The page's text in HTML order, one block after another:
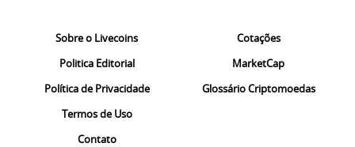
Sobre o Livecoins
Politica Editorial
Política de Privacidade
Termos de Uso
Contato
Cotações
MarketCap
Glossário Criptomoedas